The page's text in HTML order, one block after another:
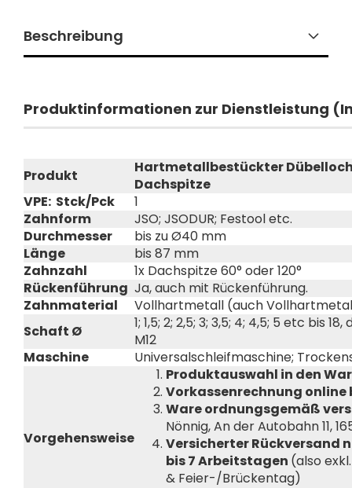
Beschreibung
Produkt
Hartmetallbestückter
Dachspitze
Produktinformationen zur Dienstleistung
VPE: Stck/Pck
1
Zahnform
JSO; JSODUR; Festool etc.
Durchmesser
bis zu Ø40 mm
Länge
bis 87 mm
Zahnzahl
1x Dachspitze 60° oder 120°
Rückenführung Ja, auch mit Rückenführung.
Zahnmaterial
Vollhartmetall (auch
Schaft Ø
1; 1,5; 2; 2,5; 3; 3,5; 4; 4,5; 5 etc bis
M12
Maschine
Universalschleifmaschine;
Vorgehensweise
Produktauswahl in den
Vorkassenrechnung online
Ware ordnungsgemäß
Nönnig, An der Autobahn 11,
Versicherter Rückversand
bis 7 Arbeitstagen (also
& Feier-/Brückentag)